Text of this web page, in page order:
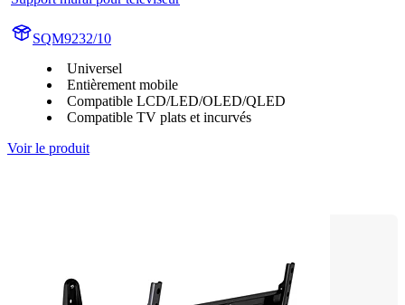
SQM9232/10
Universel
Entièrement mobile
Compatible LCD/LED/OLED/QLED
Compatible TV plats et incurvés
Voir le produit